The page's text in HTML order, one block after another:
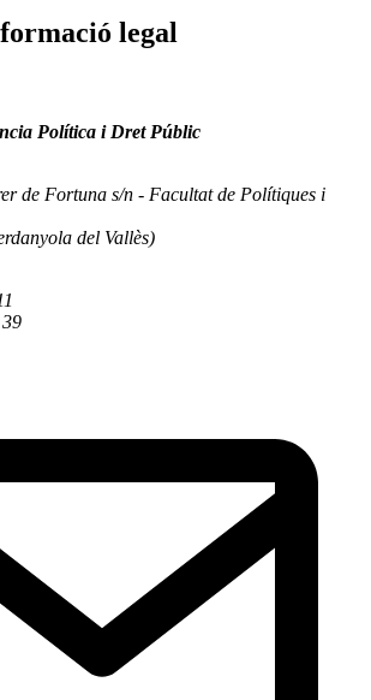
legal
Política i Dret Públic
de Fortuna s/n - Facultat de Polítiques i
del Vallès)